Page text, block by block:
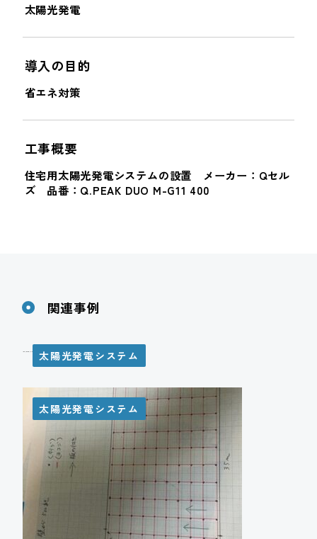
太陽光発電
導入の目的
省エネ対策
工事概要
住宅用太陽光発電システムの設置 メーカー：Qセル
ズ 品番：Q.PEAK DUO M-G11 400
関連事例
太陽光発電システム
太陽光発電システム